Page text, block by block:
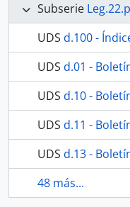
Subserie Leg.22.p.1
UDS d.100 -
UDS d.01 -
UDS d.10 -
UDS d.11 -
UDS d.13 -
48 más...